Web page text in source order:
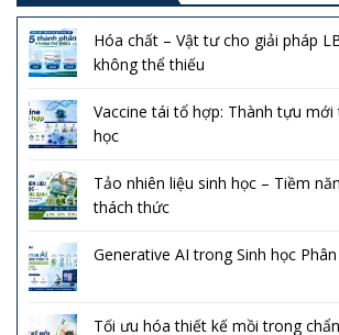
Hóa chất – Vật tư cho giải pháp
không thể thiếu
Vaccine tái tổ hợp: Thành tựu
học
Tảo nhiên liệu sinh học – Tiềm
thách thức
Generative AI trong Sinh học
Tối ưu hóa thiết kế mồi trong